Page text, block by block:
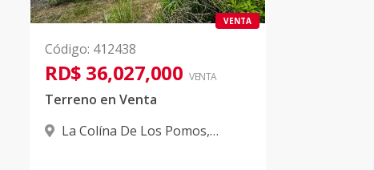
VENTA
Código: 412438
RD$ 36,027,000 VENTA
Terreno en Venta
La Colína De Los Pomos,